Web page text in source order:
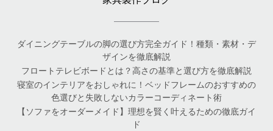
ダイニングテーブルの脚の選び方完全ガイド！種類・素材・デ
ザインを徹底解説
フロートテレビボードとは？高さの基準と選び方を徹底解説
寝室のインテリアをおしゃれに！ベッドフレームのおすすめの
色選びと失敗しないカラーコーディネート術
【ソファをオーダーメイド】理想を賢く叶えるための徹底ガイ
ド